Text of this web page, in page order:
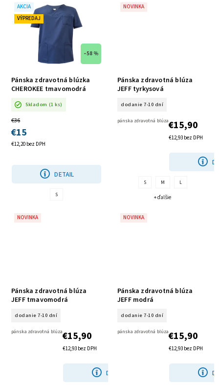
AKCIA
VÝPREDAJ
–58 %
Pánska zdravotná blúzka
CHEROKEE tmavomodrá
Skladom (1 ks)
€12,20 bez DPH
€36
€15
DETAIL
S
NOVINKA
Pánska zdravotná blúza
JEFF tyrkysová
dodanie 7-10 dní
€12,93 bez DPH
€15,90
pánska zdravotná blúza
S M L
+ ďalšie
NOVINKA
Pánska zdravotná blúza
JEFF tmavomodrá
dodanie 7-10 dní
€12,93 bez DPH
€15,90
DETAIL
pánska zdravotná blúza
NOVINKA
Pánska zdravotná blúza
JEFF modrá
dodanie 7-10 dní
€12,93 bez DPH
€15,90
pánska zdravotná blúza